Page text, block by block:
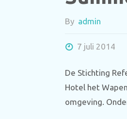
By admin
7 juli 2014
De Stichting
Hotel het
omgeving.